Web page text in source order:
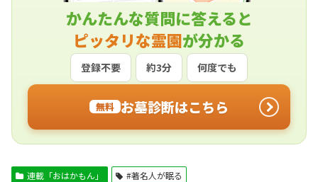
かんたんな質問に答えると
ピッタリな霊園が分かる
登録不要 約3分 何度でも
無料 お墓診断はこちら
連載「おはかもん」 #著名人が眠る